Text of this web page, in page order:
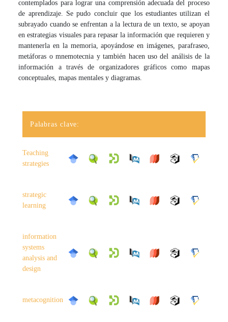
contemplados para lograr una comprensión adecuada del proceso
de aprendizaje. Se pudo concluir que los estudiantes utilizan el
subrayado cuando se enfrentan a la lectura de un texto, se apoyan
en estrategias visuales para repasar la información que requieren y
mantenerla en la memoria, apoyándose en imágenes, parafraseo,
metáforas o mnemotecnia y también hacen uso del análisis de la
información a través de organizadores gráficos como mapas
conceptuales, mapas mentales y diagramas.
Palabras clave:
Teaching
strategies
strategic
learning
information
systems
analysis and
design
metacognition